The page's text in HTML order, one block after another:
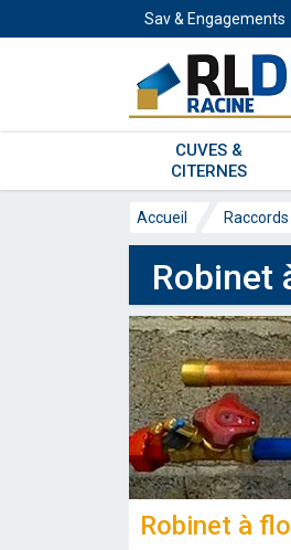
Sav & Engagements
CUVES &
CITERNES
Accueil
Robinet
Robinet à